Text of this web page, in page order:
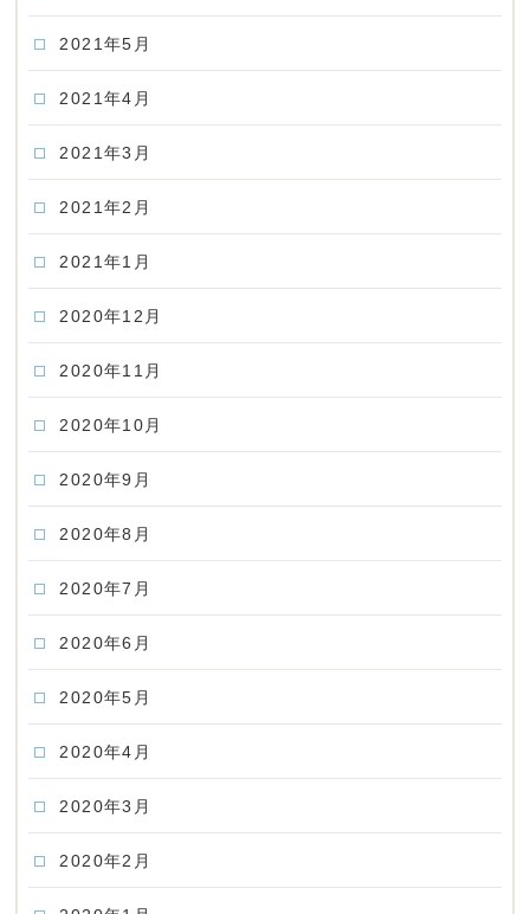
2021年5月
2021年4月
2021年3月
2021年2月
2021年1月
2020年12月
2020年11月
2020年10月
2020年9月
2020年8月
2020年7月
2020年6月
2020年5月
2020年4月
2020年3月
2020年2月